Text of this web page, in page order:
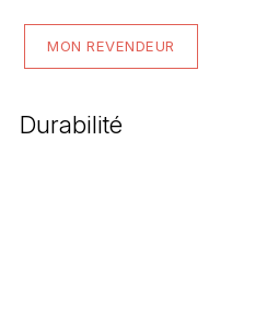
MON REVENDEUR
Durabilité